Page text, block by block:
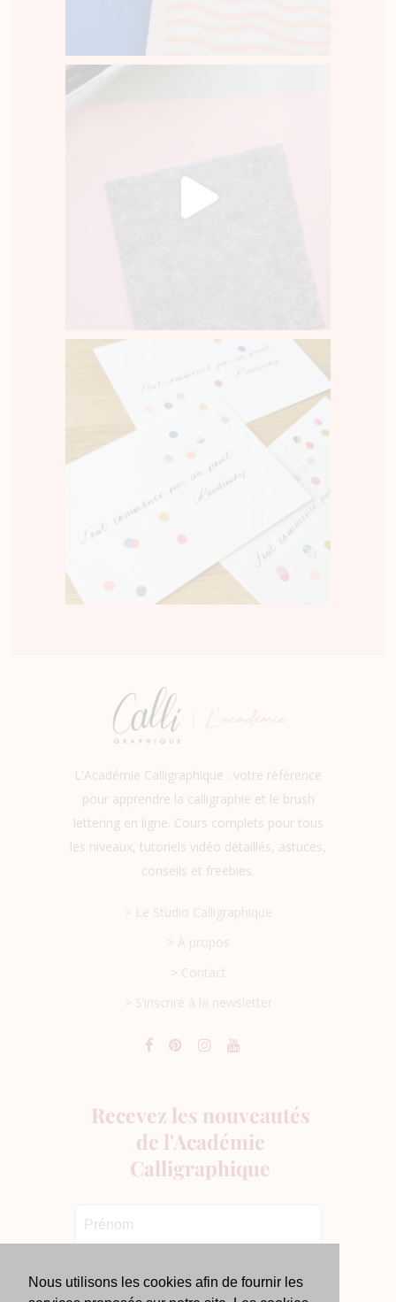
L'Académie Calligraphique : votre référence
pour apprendre la calligraphie et le brush
lettering en ligne. Cours complets pour tous
les niveaux, tutoriels vidéo détaillés, astuces,
conseils et freebies.
> Le Studio Calligraphique
> À propos
> Contact
> S’inscrire à la newsletter
Nous utilisons les cookies afin de fournir les